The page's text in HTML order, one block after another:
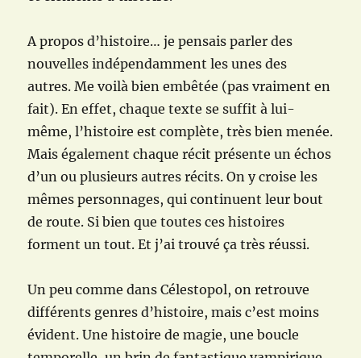
A propos d’histoire… je pensais parler des
nouvelles indépendamment les unes des
autres. Me voilà bien embêtée (pas vraiment en
fait). En effet, chaque texte se suffit à lui-
même, l’histoire est complète, très bien menée.
Mais également chaque récit présente un échos
d’un ou plusieurs autres récits. On y croise les
mêmes personnages, qui continuent leur bout
de route. Si bien que toutes ces histoires
forment un tout. Et j’ai trouvé ça très réussi.
Un peu comme dans Célestopol, on retrouve
différents genres d’histoire, mais c’est moins
évident. Une histoire de magie, une boucle